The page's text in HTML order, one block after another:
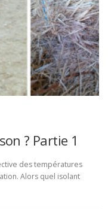
? Partie 1
des températures
Alors quel isolant